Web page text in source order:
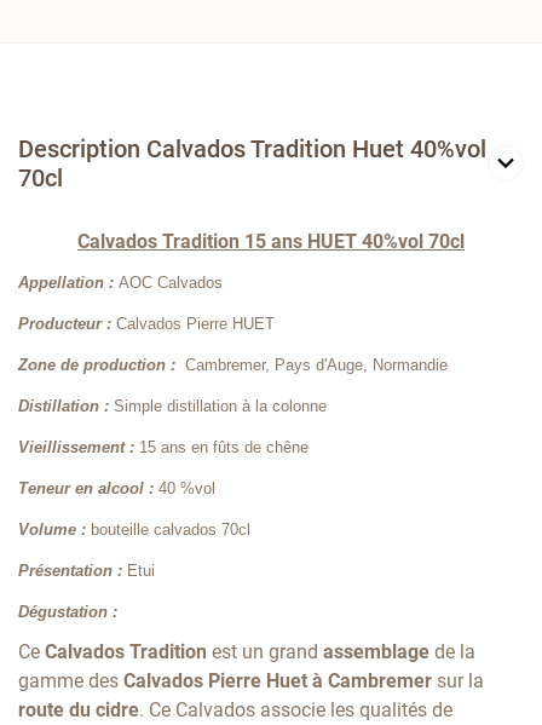
Description Calvados Tradition Huet 40%vol
70cl
Calvados Tradition 15 ans HUET 40%vol 70cl
Appellation : AOC Calvados
Producteur : Calvados Pierre HUET
Zone de production : Cambremer, Pays d'Auge, Normandie
Distillation : Simple distillation à la colonne
Vieillissement : 15 ans en fûts de chêne
Teneur en alcool : 40 %vol
Volume : bouteille calvados 70cl
Présentation : Etui
Dégustation :
Ce Calvados Tradition est un grand assemblage de la
gamme des Calvados Pierre Huet à Cambremer sur la
route du cidre. Ce Calvados associe les qualités de